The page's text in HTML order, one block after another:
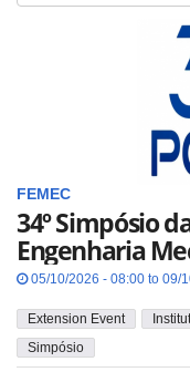
FEMEC
34º Simpósio
Engenharia
05/10/2026 - 08:00 to 09/
Extension Event
Simpósio